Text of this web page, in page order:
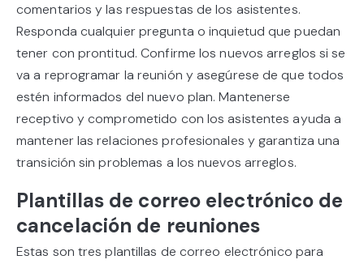
comentarios y las respuestas de los asistentes.
Responda cualquier pregunta o inquietud que puedan
tener con prontitud. Confirme los nuevos arreglos si se
va a reprogramar la reunión y asegúrese de que todos
estén informados del nuevo plan. Mantenerse
receptivo y comprometido con los asistentes ayuda a
mantener las relaciones profesionales y garantiza una
transición sin problemas a los nuevos arreglos.
Plantillas de correo electrónico de
cancelación de reuniones
Estas son tres plantillas de correo electrónico para